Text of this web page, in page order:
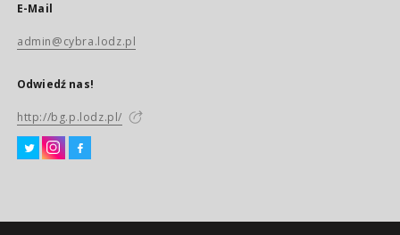
E-Mail
admin@cybra.lodz.pl
Odwiedź nas!
http://bg.p.lodz.pl/